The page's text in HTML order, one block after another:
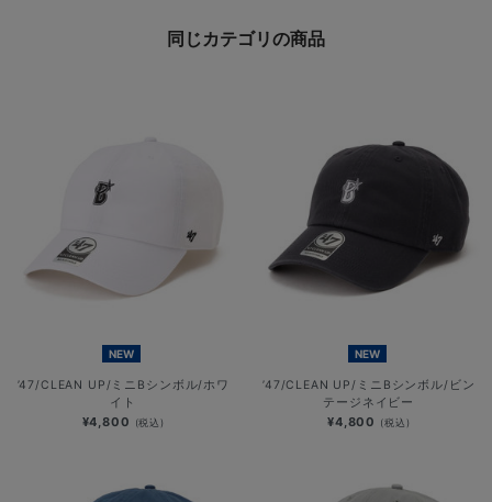
同じカテゴリの商品
NEW
’47/CLEAN UP/ミニBシンボル/ホワ
イト
¥4,800 (税込)
NEW
’47/CLEAN UP/ミニBシンボル/ビン
テージネイビー
¥4,800 (税込)